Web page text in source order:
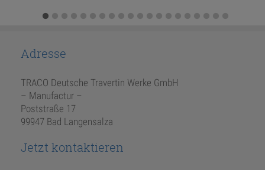
Adresse
TRACO Deutsche Travertin Werke GmbH
– Manufactur –
Poststraße 17
99947 Bad Langensalza
Jetzt kontaktieren